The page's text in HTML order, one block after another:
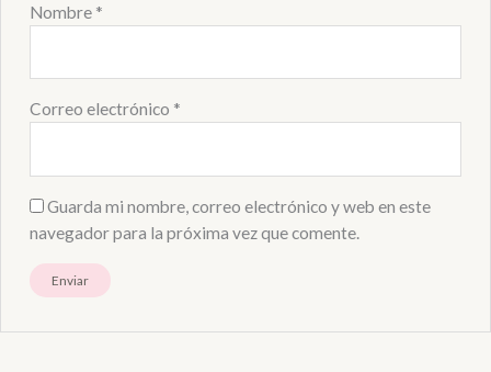
Nombre *
Correo electrónico *
Guarda mi nombre, correo electrónico y web en este
navegador para la próxima vez que comente.